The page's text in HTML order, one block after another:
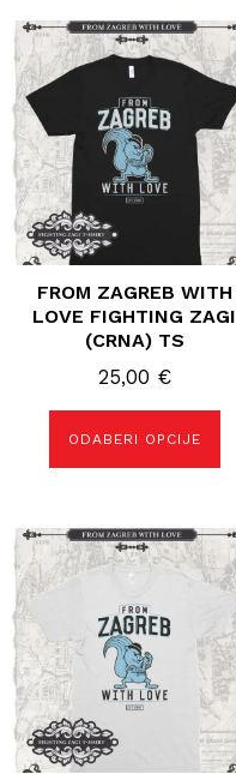
FROM ZAGREB WITH
LOVE FIGHTING ZAGI
(CRNA) TS
25,00 €
ODABERI OPCIJE
Ovaj
proizvod
ima
više
varijanti.
Opcije
se
mogu
odabrati
na
stranici
Ovaj
proizvod
varijanti.
Opcije
se
mogu
odabrati
na